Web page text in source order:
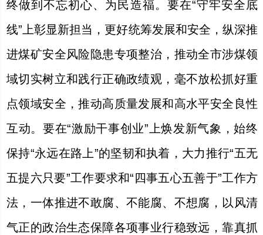
终做到不忘初心、为民造福。要在“守牢安全底
线”上彰显新担当，更好统筹发展和安全，纵深推
进煤矿安全风险隐患专项整治，推动全市涉煤领
域切实树立和践行正确政绩观，毫不放松抓好重
点领域安全，推动高质量发展和高水平安全良性
互动。要在“激励干事创业”上焕发新气象，始终
保持“永远在路上”的坚韧和执着，大力推行“五无
五提六只要”工作要求和“四事五心五善于”工作方
法，一体推进不敢腐、不能腐、不想腐，以风清
气正的政治生态保障各项事业行稳致远，靠真抓